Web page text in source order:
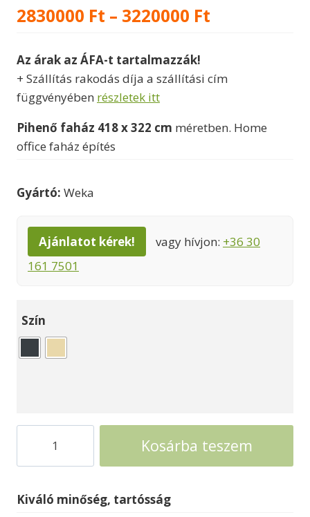
2830000 Ft – 3220000 Ft
-
Az árak az ÁFA-t tartalmazzák!
+ Szállítás rakodás díja a szállítási cím
függvényében részletek itt
Pihenő faház 418 x 322 cm méretben. Home
office faház építés
Gyártó: Weka
Ajánlatot kérek! vagy hívjon: +36 30
161 7501
Szín
pihenőház
Designhaus
3x3m
Kosárba teszem
Kiváló minőség, tartósság